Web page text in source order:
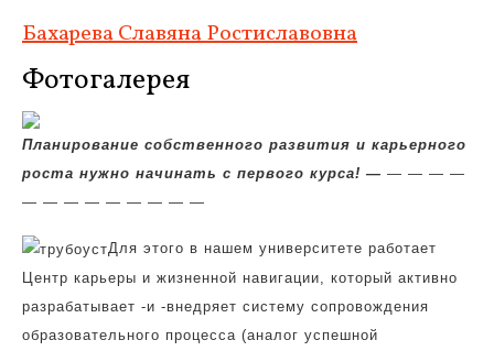
Бахарева Славяна Ростиславовна
Фотогалерея
Планирование собственного развития и карьерного
роста нужно начинать с первого курса! — — — — —
— — — — — — — — —
Для этого в нашем университете работает
Центр карьеры и жизненной навигации, который активно
разрабатывает -и -внедряет систему сопровождения
образовательного процесса (аналог успешной